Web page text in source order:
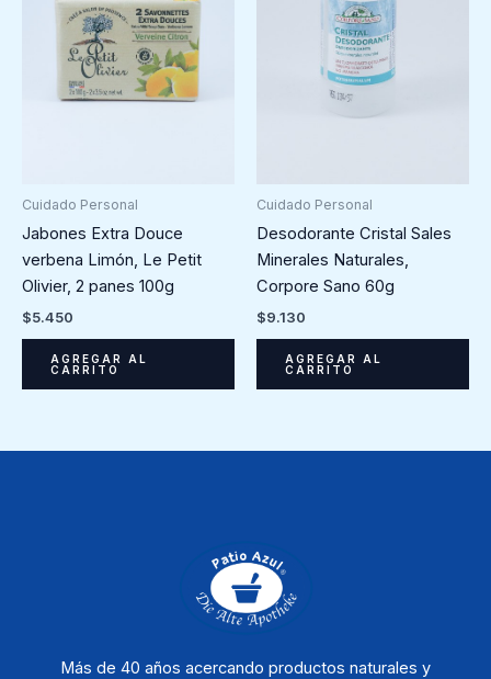
Cuidado Personal
Jabones Extra Douce
verbena Limón, Le Petit
Olivier, 2 panes 100g
$5.450
AGREGAR AL
CARRITO
Cuidado Personal
Desodorante Cristal Sales
Minerales Naturales,
Corpore Sano 60g
$9.130
AGREGAR AL
CARRITO
Más de 40 años acercando productos naturales y